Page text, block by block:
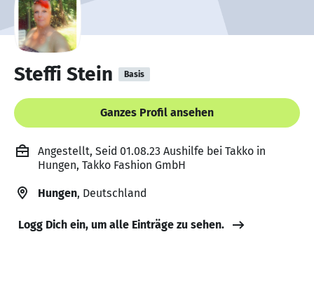
Steffi Stein Basis
Ganzes Profil ansehen
Angestellt, Seid 01.08.23 Aushilfe bei Takko in
Hungen, Takko Fashion GmbH
Hungen, Deutschland
Logg Dich ein, um alle Einträge zu sehen.